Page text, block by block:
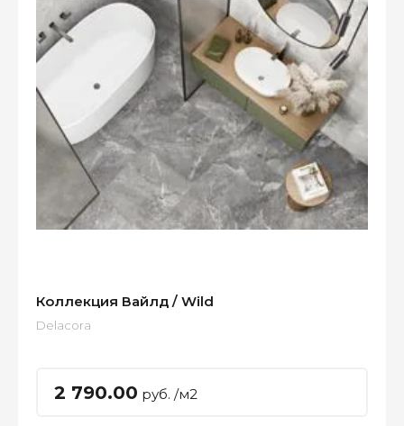
Коллекция Вайлд / Wild
Delacora
2 790.00 руб. /м2